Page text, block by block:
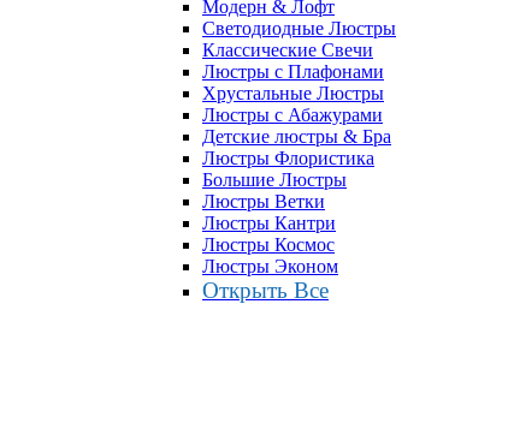
Модерн & Лофт
Светодиодные Люстры
Классические Свечи
Люстры с Плафонами
Хрустальные Люстры
Люстры с Абажурами
Детские люстры & Бра
Люстры Флористика
Большие Люстры
Люстры Ветки
Люстры Кантри
Люстры Космос
Люстры Эконом
Открыть Все